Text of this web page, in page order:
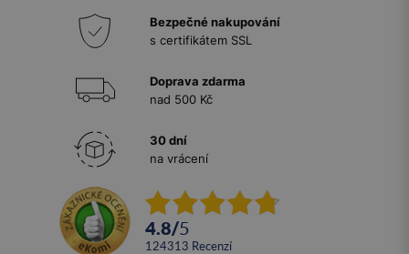
Bezpečné nakupování
s certifikátem SSL
Doprava zdarma
nad 500 Kč
30 dní
na vrácení
4.8/5
124313 recenzí